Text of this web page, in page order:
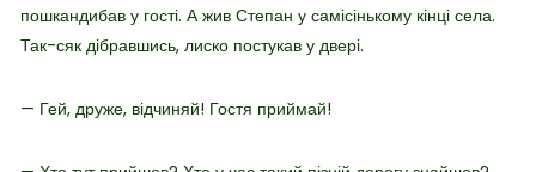
пошкандибав у гості. А жив Степан у самісінькому кінці села.
Так-сяк дібравшись, лиско постукав у двері.
— Гей, друже, відчиняй! Гостя приймай!